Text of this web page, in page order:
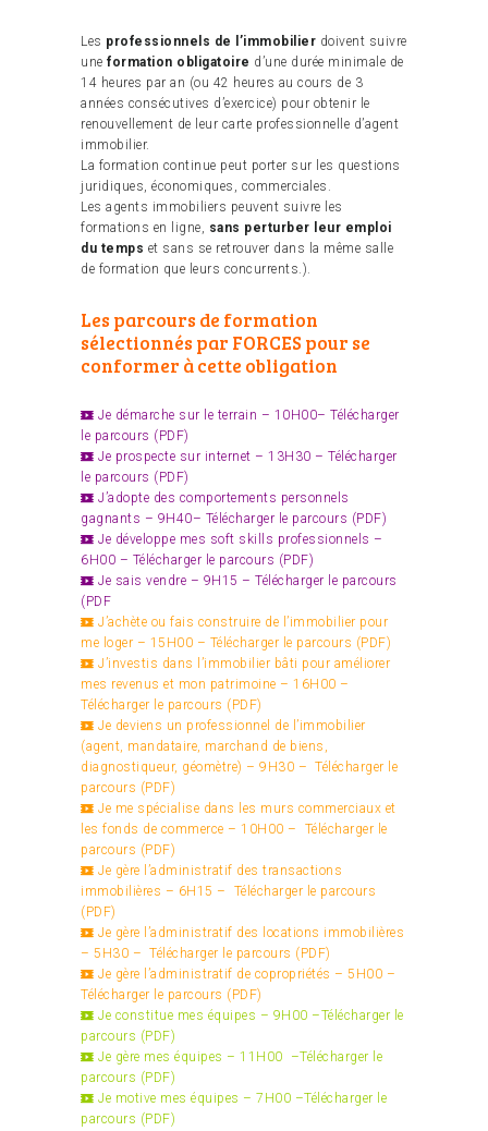
Les professionnels de l’immobilier doivent suivre
une formation obligatoire d’une durée minimale de
14 heures par an (ou 42 heures au cours de 3
années consécutives d’exercice) pour obtenir le
renouvellement de leur carte professionnelle d’agent
immobilier.
La formation continue peut porter sur les questions
juridiques, économiques, commerciales.
Les agents immobiliers peuvent suivre les
formations en ligne, sans perturber leur emploi
du temps et sans se retrouver dans la même salle
de formation que leurs concurrents.).
Les parcours de formation
sélectionnés par FORCES pour se
conformer à cette obligation
Je démarche sur le terrain – 10H00– Télécharger
le parcours (PDF)
Je prospecte sur internet – 13H30 – Télécharger
le parcours (PDF)
J’adopte des comportements personnels
gagnants – 9H40– Télécharger le parcours (PDF)
Je développe mes soft skills professionnels –
6H00 – Télécharger le parcours (PDF)
Je sais vendre – 9H15 – Télécharger le parcours
(PDF
J’achète ou fais construire de l’immobilier pour
me loger – 15H00 – Télécharger le parcours (PDF)
J’investis dans l’immobilier bâti pour améliorer
mes revenus et mon patrimoine – 16H00 –
Télécharger le parcours (PDF)
Je deviens un professionnel de l’immobilier
(agent, mandataire, marchand de biens,
diagnostiqueur, géomètre) – 9H30 – Télécharger le
parcours (PDF)
Je me spécialise dans les murs commerciaux et
les fonds de commerce – 10H00 – Télécharger le
parcours (PDF)
Je gère l’administratif des transactions
immobilières – 6H15 – Télécharger le parcours
(PDF)
Je gère l’administratif des locations immobilières
– 5H30 – Télécharger le parcours (PDF)
Je gère l’administratif de copropriétés – 5H00 –
Télécharger le parcours (PDF)
Je constitue mes équipes – 9H00 –Télécharger le
parcours (PDF)
Je gère mes équipes – 11H00 –Télécharger le
parcours (PDF)
Je motive mes équipes – 7H00 –Télécharger le
parcours (PDF)